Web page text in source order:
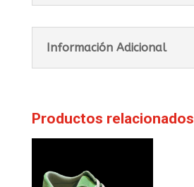
Información Adicional
Productos relacionados